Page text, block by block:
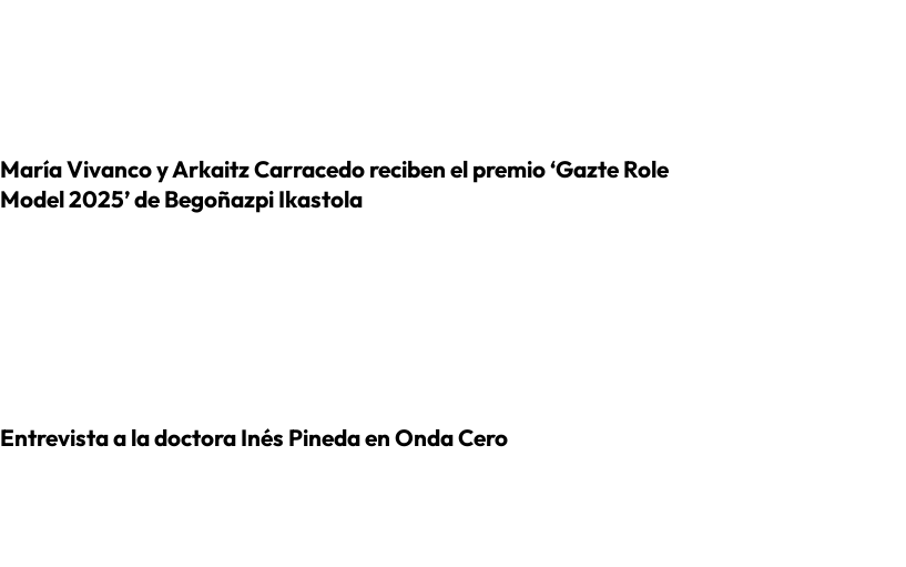
María Vivanco y Arkaitz Carracedo reciben el premio ‘Gazte Role
Model 2025’ de Begoñazpi Ikastola
Entrevista a la doctora Inés Pineda en Onda Cero